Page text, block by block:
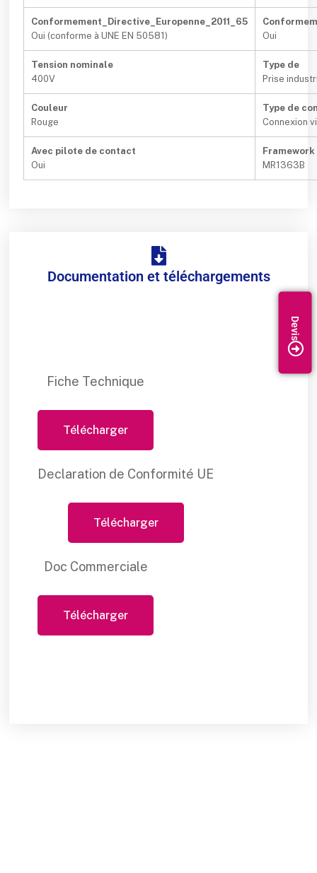
Conformement_Directive_Europenne_2011_65
Oui (conforme à UNE EN 50581)
Oui
Tension nominale
400V
Type de
Prise
Couleur
Rouge
Type de
Connexion
Avec pilote de contact
Oui
MR1363B
Documentation et téléchargements
Fiche Technique
Télécharger
Declaration de Conformité UE
Télécharger
Doc Commerciale
Télécharger